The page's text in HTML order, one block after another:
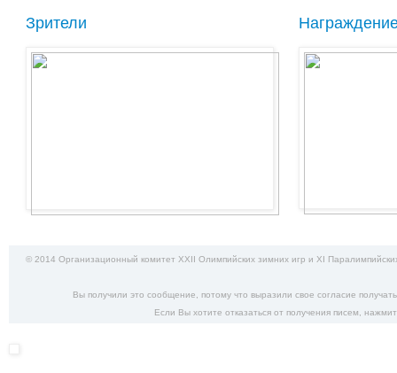
Зрители
© 2014 Организационный комитет XXII Олимпийских зимних игр и XI
Вы получили это сообщение, потому что выразили свое согласие
Если Вы хотите отказаться от получения писем,